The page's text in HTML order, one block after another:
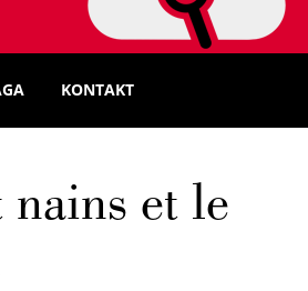
KONTAKT
nains et le